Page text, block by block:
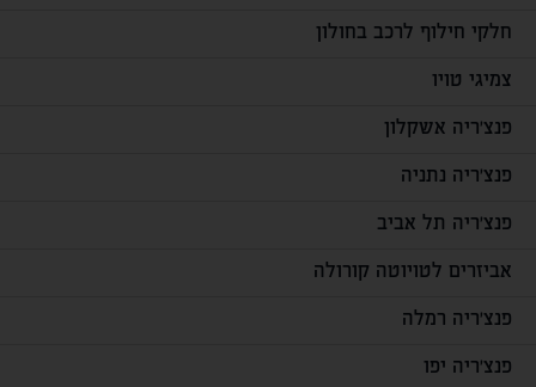
חלקי חילוף לרכב בחולון
צמיגי טויו
פנצ'ריה אשקלון
פנצ'ריה נתניה
פנצ'ריה תל אביב
אביזרים לטויוטה קורולה
פנצ'ריה רמלה
פנצ'ריה יפו